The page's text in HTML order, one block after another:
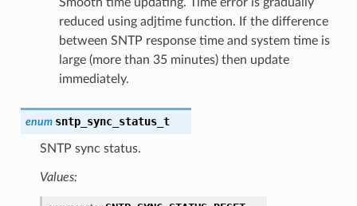
reduced using adjtime function. If the difference
between SNTP response time and system time is
large (more than 35 minutes) then update
immediately.
enum sntp_sync_status_t
SNTP sync status.
Values: